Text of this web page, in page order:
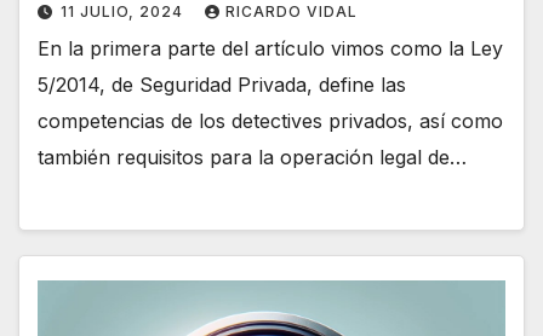
11 JULIO, 2024 RICARDO VIDAL
En la primera parte del artículo vimos como la Ley
5/2014, de Seguridad Privada, define las
competencias de los detectives privados, así como
también requisitos para la operación legal de…